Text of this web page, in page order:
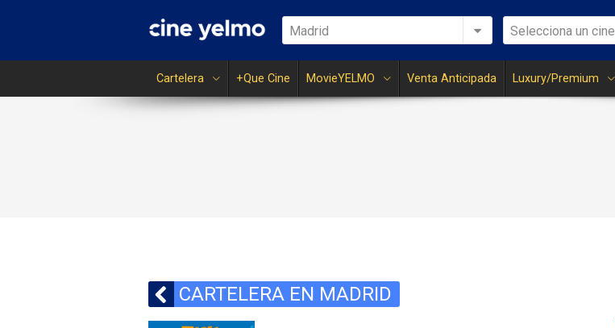
Madrid Selecciona un cine
Cartelera +Que Cine MovieYELMO Venta Anticipada Luxury/Premium
CARTELERA EN MADRID